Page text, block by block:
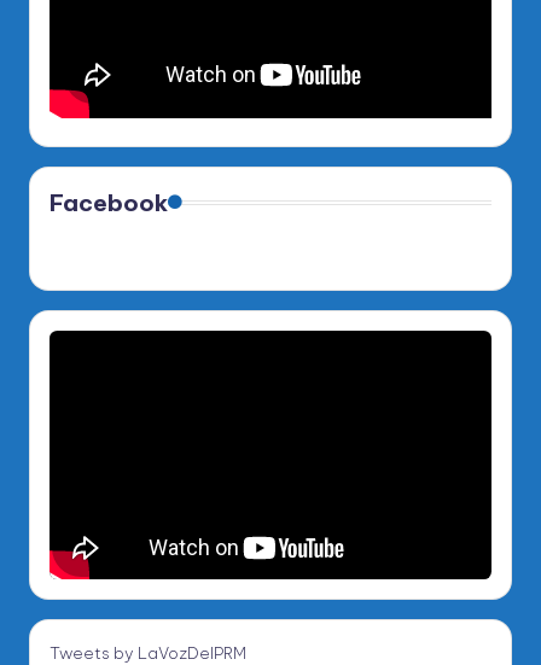
Facebook
Tweets by LaVozDelPRM